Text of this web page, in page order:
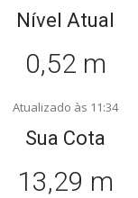
Nível Atual
0,52 m
Atualizado às 11:34
Sua Cota
13,29 m